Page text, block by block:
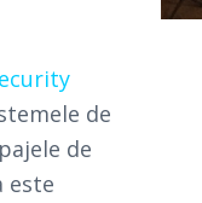
de
de
este